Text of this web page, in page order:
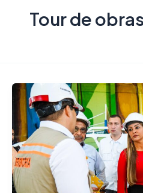
Tour de obras